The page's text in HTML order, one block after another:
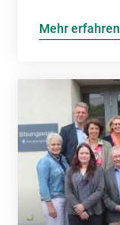
Mehr erfahren